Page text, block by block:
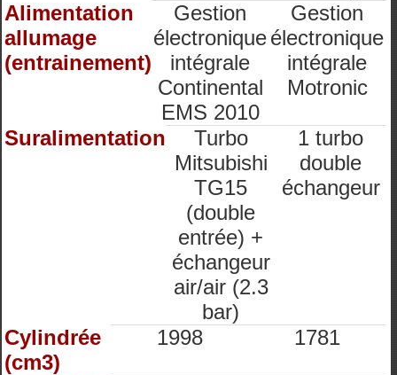
Alimentation
allumage
(entrainement)
Gestion
électronique
intégrale
Continental
EMS 2010
Gestion
électronique
intégrale
Motronic
Suralimentation
Turbo
Mitsubishi
TG15
(double
entrée) +
échangeur
air/air (2.3
bar)
1 turbo
double
échangeur
Cylindrée
(cm3)
1998 1781